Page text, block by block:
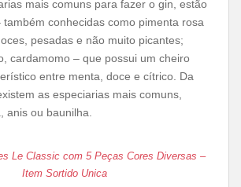
mais comuns para fazer o gin, estão
conhecidas como pimenta rosa
pesadas e não muito picantes;
cardamomo – que possui um cheiro
entre menta, doce e cítrico. Da
as especiarias mais comuns,
anis ou baunilha.
Le Classic com 5 Peças Cores Diversas –
Item Sortido Unica